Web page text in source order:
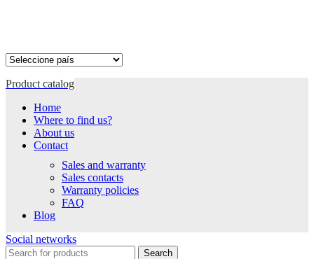
Product catalog
Home
Where to find us?
About us
Contact
Sales and warranty
Sales contacts
Warranty policies
FAQ
Blog
Social networks
Search